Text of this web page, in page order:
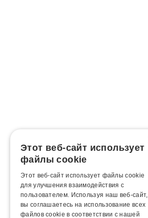
Этот веб-сайт использует
файлы cookie
Этот веб-сайт использует файлы cookie
для улучшения взаимодействия с
пользователем. Используя наш веб-сайт,
вы соглашаетесь на использование всех
файлов cookie в соответствии с нашей